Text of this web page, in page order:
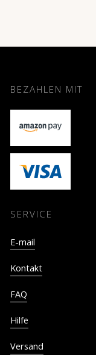
BEZAHLEN MIT
SERVICE
E-mail
Kontakt
FAQ
Hilfe
Versand